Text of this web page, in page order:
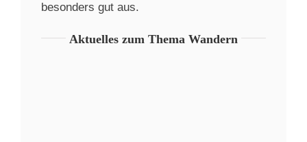
besonders gut aus.
Aktuelles zum Thema Wandern